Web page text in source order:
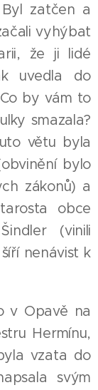
zatčen a
vyhýbat
že ji lidé
uvedla do
by vám to
smazala?
větu byla
bylo
zákonů) a
obce
(vinili
nenávist k
v Opavě na
Hermínu,
vzata do
svým